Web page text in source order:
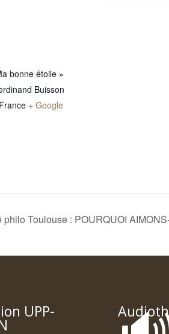
bonne étoile »
Buisson
France + Google
philo Toulouse : POURQUOI
UPP-